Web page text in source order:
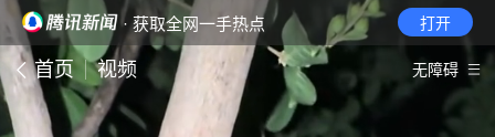
· 获取全网一手热点 打开
首页 视频 无障碍